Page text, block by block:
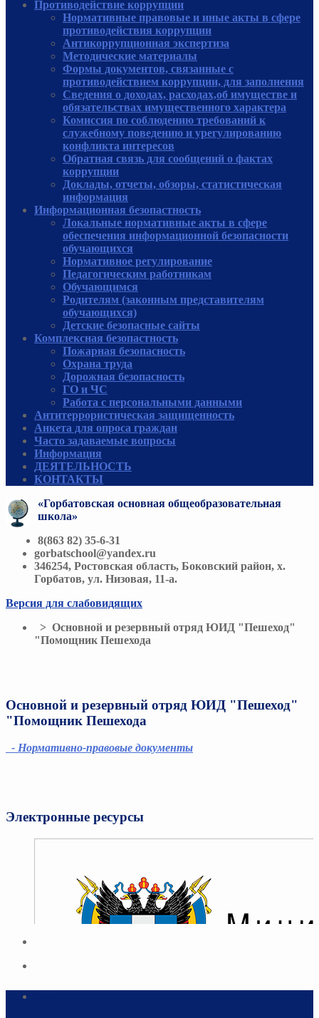
Противодействие коррупции
Нормативные правовые и иные акты в сфере
противодействия коррупции
Антикоррупционная экспертиза
Методические материалы
Формы документов, связанные с
противодействием коррупции, для заполнения
Сведения о доходах, расходах,об имуществе и
обязательствах имущественного характера
Комиссия по соблюдению требований к
служебному поведению и урегулированию
конфликта интересов
Обратная связь для сообщений о фактах
коррупции
Доклады, отчеты, обзоры, статистическая
информация
Информационная безопастность
Локальные нормативные акты в сфере
обеспечения информационной безопасности
обучающихся
Нормативное регулирование
Педагогическим работникам
Обучающимся
Родителям (законным представителям
обучающихся)
Детские безопасные сайты
Комплексная безопастность
Пожарная безопасность
Охрана труда
Дорожная безопасность
ГО и ЧС
Работа с персональными данными
Антитеррористическая защищенность
Анкета для опроса граждан
Часто задаваемые вопросы
Информация
ДЕЯТЕЛЬНОСТЬ
КОНТАКТЫ
«Горбатовская основная общеобразовательная
школа»
8(863 82) 35-6-31
gorbatschool@yandex.ru
346254, Ростовская область, Боковский район, х.
Горбатов, ул. Низовая, 11-а.
Версия для слабовидящих
> Основной и резервный отряд ЮИД "Пешеход"
"Помощник Пешехода
Основной и резервный отряд ЮИД "Пешеход"
"Помощник Пешехода
- Нормативно-правовые документы
Электронные ресурсы